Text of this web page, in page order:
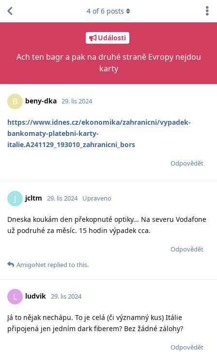
Události
Ach ten bagr a pak na druhé straně Evropy nejdou
karty
4 of6 posts
B beny-dka 29. lis 2024
https://www.idnes.cz/ekonomika/zahranicni/vypadek-
bankomaty-platebni-karty-
italie.A241129_193010_zahranicni_bors
Odpovědět
J jcltm 29. lis 2024 Upraveno
Dneska koukám den překopnuté optiky... Na severu Vodafone
už podruhé za měsíc. 15 hodin výpadek cca.
Odpovědět
AmigoNet replied to this.
L ludvik 29. lis 2024
Já to nějak nechápu. To je celá (či významný kus) Itálie
připojená jen jedním dark fiberem? Bez žádné zálohy?
Odpovědět